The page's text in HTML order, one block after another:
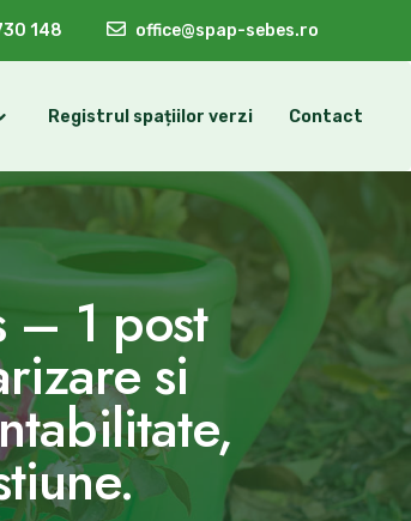
148 office@spap-sebes.ro
Registrul spațiilor verzi Contact
– 1 post
si